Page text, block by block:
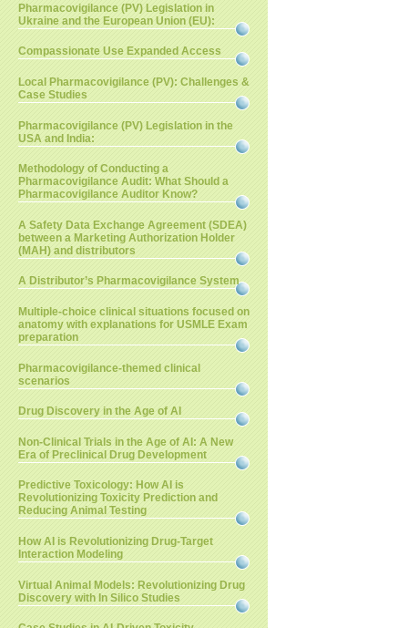
Pharmacovigilance (PV) Legislation in
Ukraine and the European Union (EU):
Compassionate Use Expanded Access
Local Pharmacovigilance (PV): Challenges &
Case Studies
Pharmacovigilance (PV) Legislation in the
USA and India:
Methodology of Conducting a
Pharmacovigilance Audit: What Should a
Pharmacovigilance Auditor Know?
A Safety Data Exchange Agreement (SDEA)
between a Marketing Authorization Holder
(MAH) and distributors
A Distributor’s Pharmacovigilance System
Multiple-choice clinical situations focused on
anatomy with explanations for USMLE Exam
preparation
Pharmacovigilance-themed clinical
scenarios
Drug Discovery in the Age of AI
Non-Clinical Trials in the Age of AI: A New
Era of Preclinical Drug Development
Predictive Toxicology: How AI is
Revolutionizing Toxicity Prediction and
Reducing Animal Testing
How AI is Revolutionizing Drug-Target
Interaction Modeling
Virtual Animal Models: Revolutionizing Drug
Discovery with In Silico Studies